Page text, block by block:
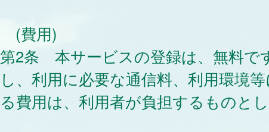
(費用)
第2条 本サービスの登録は、無料で
し、利用に必要な通信料、利用環境
る費用は、利用者が負担するものとし